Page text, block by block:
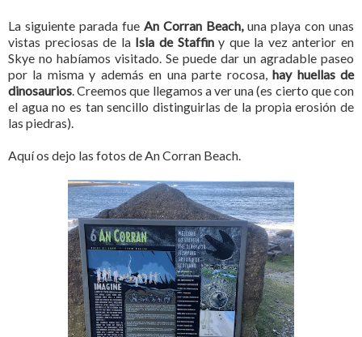
La siguiente parada fue An Corran Beach, una playa con unas
vistas preciosas de la Isla de Staffiny que la vez anterior en
Skye no habíamos visitado. Se puede dar un agradable paseo
por la misma y además en una parte rocosa,hay huellas de
dinosaurios . Creemos que llegamos a ver una (es cierto que con
el agua no es tan sencillo distinguirlas de la propia erosión de
las piedras).
Aquí os dejo las fotos de An Corran Beach.